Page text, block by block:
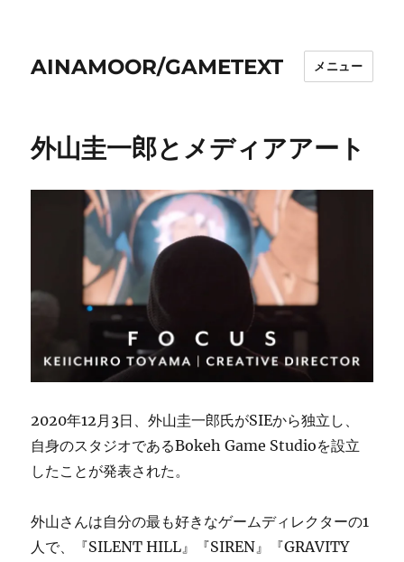
AINAMOOR/GAMETEXT メニュー
外山圭一郎とメディアアート
2020年12月3日、外山圭一郎氏がSIEから独立し、
自身のスタジオであるBokeh Game Studioを設立
したことが発表された。
外山さんは自分の最も好きなゲームディレクターの1
人で、『SILENT HILL』『SIREN』『GRAVITY